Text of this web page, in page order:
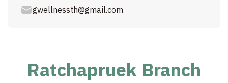
gwellnessth@gmail.com
Ratchapruek Branch